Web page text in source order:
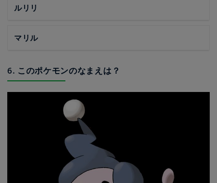
ルリリ
マリル
6. このポケモンのなまえは？